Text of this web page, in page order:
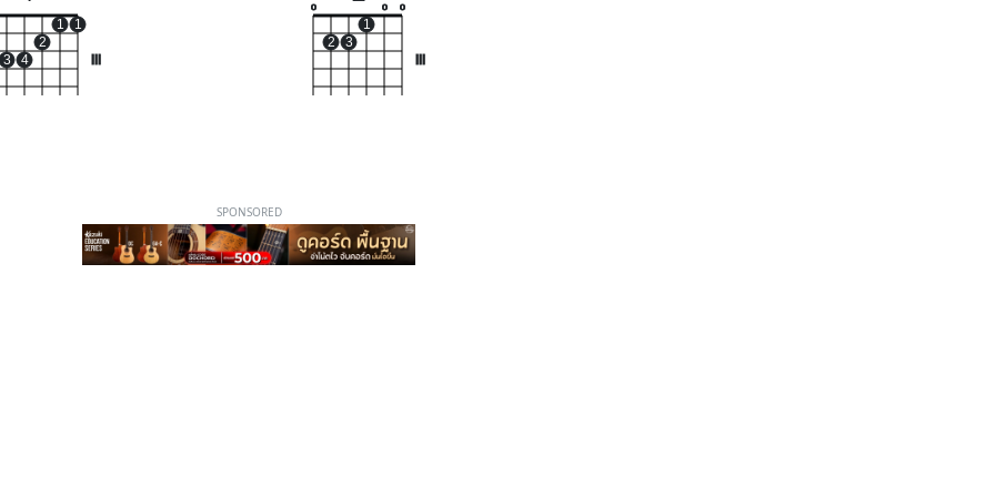
3 4
2
1 1
o
2 3
1
o o
SPONSORED